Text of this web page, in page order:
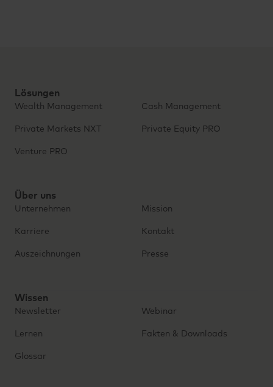
Lösungen
Wealth Management Cash Management
Private Markets NXT Private Equity PRO
Venture PRO
Über uns
Unternehmen Mission
Karriere Kontakt
Auszeichnungen Presse
Wissen
Newsletter Webinar
Lernen Fakten & Downloads
Glossar